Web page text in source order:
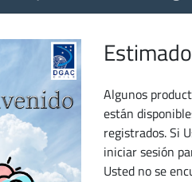
Algunos
están
registrados. Si
iniciar sesión
Usted no se